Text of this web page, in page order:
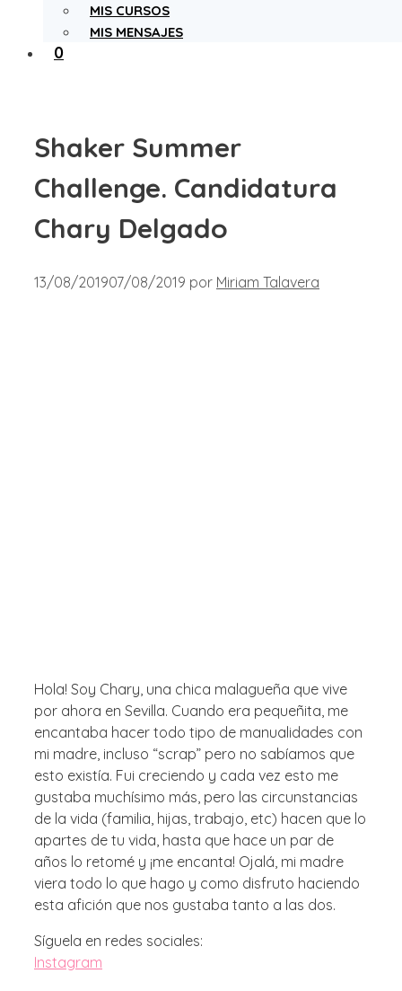
MIS CURSOS
MIS MENSAJES
0
Shaker Summer
Challenge. Candidatura
Chary Delgado
13/08/201907/08/2019 por Miriam Talavera
Hola! Soy Chary, una chica malagueña que vive
por ahora en Sevilla. Cuando era pequeñita, me
encantaba hacer todo tipo de manualidades con
mi madre, incluso “scrap” pero no sabíamos que
esto existía. Fui creciendo y cada vez esto me
gustaba muchísimo más, pero las circunstancias
de la vida (familia, hijas, trabajo, etc) hacen que lo
apartes de tu vida, hasta que hace un par de
años lo retomé y ¡me encanta! Ojalá, mi madre
viera todo lo que hago y como disfruto haciendo
esta afición que nos gustaba tanto a las dos.
Síguela en redes sociales:
Instagram